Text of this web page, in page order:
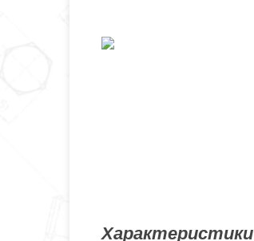
Характеристики